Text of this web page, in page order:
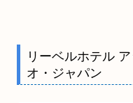
リーベルホテル
オ・ジャパン